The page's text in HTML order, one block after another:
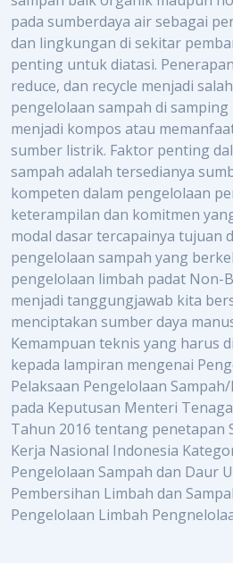
pada sumberdaya air sebagai
dan lingkungan di sekitar
penting untuk diatasi.
reduce, dan recycle menjadi
pengelolaan sampah di
menjadi kompos atau
sumber listrik. Faktor penting
sampah adalah tersedianya
kompeten dalam pengelolaan
keterampilan dan komitmen
modal dasar tercapainya tujuan
pengelolaan sampah yang
pengelolaan limbah padat Non-
menjadi tanggungjawab kita
menciptakan sumber daya
Kemampuan teknis yang harus
kepada lampiran mengenai
Pelaksaan Pengelolaan
pada Keputusan Menteri
Tahun 2016 tentang penetapan
Kerja Nasional Indonesia
Pengelolaan Sampah dan Daur
Pembersihan Limbah dan
Pengelolaan Limbah